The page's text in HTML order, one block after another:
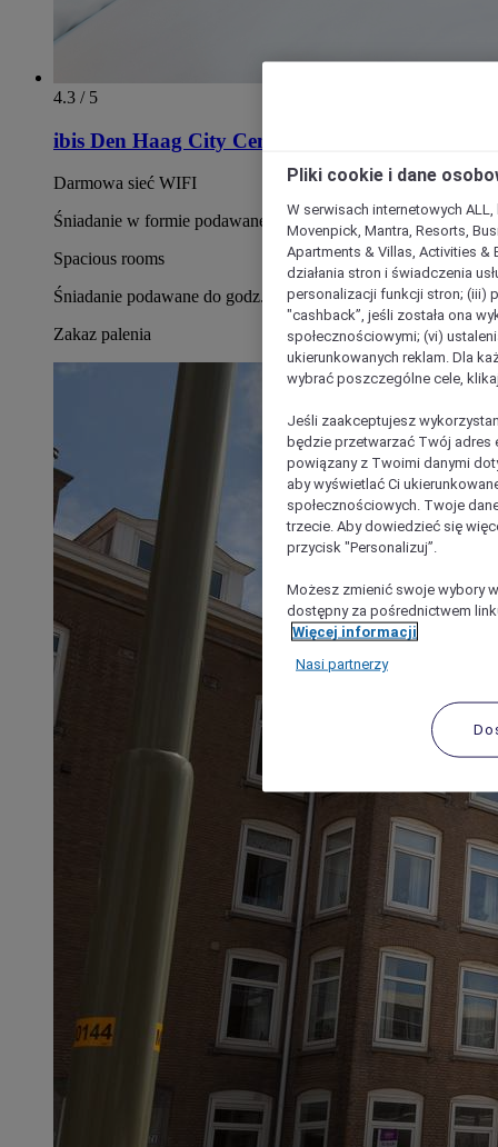
4.3 / 5
ibis Den Haag City Centre
Darmowa sieć WIFI
Śniadanie w formie podawane od 6.30 do 12.00
Spacious rooms
Śniadanie podawane do godz. 11:00
Zakaz palenia
Pliki cookie i dane
W serwisach internetowych
Movenpick, Mantra, Resorts,
Apartments & Villas, Activities &
działania stron i świadczenia
personalizacji funkcji stron; (iii)
"cashback”, jeśli została ona
społecznościowymi; (vi)
ukierunkowanych reklam. Dla
wybrać poszczególne cele,
Jeśli zaakceptujesz
będzie przetwarzać Twój adres
powiązany z Twoimi danymi
aby wyświetlać Ci
społecznościowych. Twoje
trzecie. Aby dowiedzieć się
przycisk "Personalizuj”.
Możesz zmienić swoje wybory
dostępny za pośrednictwem
Więcej informacji
Nasi partnerzy